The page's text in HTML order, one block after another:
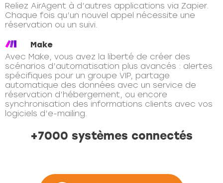
Reliez AirAgent à d’autres applications via Zapier.
Chaque fois qu’un nouvel appel nécessite une
réservation ou un suivi.
Make
Avec Make, vous avez la liberté de créer des
scénarios d’automatisation plus avancés : alertes
spécifiques pour un groupe VIP, partage
automatique des données avec un service de
réservation d’hébergement, ou encore
synchronisation des informations clients avec vos
logiciels d’e-mailing.
+7000 systèmes connectés